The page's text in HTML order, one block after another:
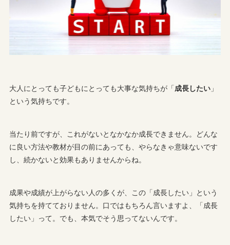
大人にとっても子どもにとっても大事な気持ちが「成長したい 」
という気持ちです。
当たり前ですが、これがないとなかなか成長できません。どんな
に良い方法や教材が目の前にあっても、やらなきゃ意味ないです
し、続かないと効果もありませんからね。
成果や成績が上がらない人の多くが、この「成長したい」という
気持ちを持てておりません。口ではもちろん言いますよ、「成長
したい」って。でも、本気でそう思ってないんです。